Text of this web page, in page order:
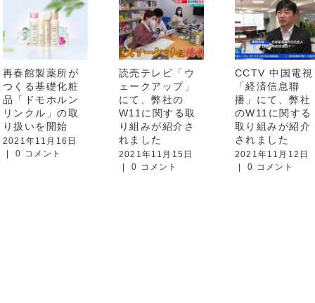
再春館製薬所が
つくる基礎化粧
品「ドモホルン
リンクル」の取
り扱いを開始
2021年11月16日
0 コメント
読売テレビ「ウ
ェークアップ」
にて、弊社の
W11に関する取
り組みが紹介さ
れました
2021年11月15日
0 コメント
CCTV 中国電視
「経済信息聯
播」にて、弊社
のW11に関する
取り組みが紹介
されました
2021年11月12日
0 コメント